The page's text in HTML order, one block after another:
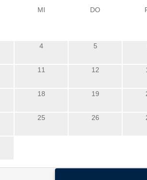
MI DO
4 5
11 12
18 19
25 26